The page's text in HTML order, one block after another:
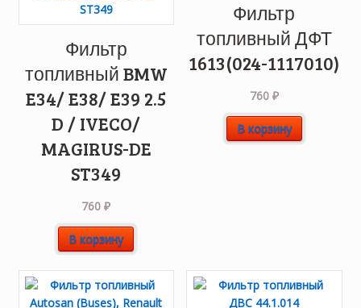
Фильтр
топливный BMW
E34/ E38/ E39 2.5
D / IVECO/
MAGIRUS-DE
ST349
760₽
В корзину
Фильтр
топливный ДФТ
1613(024-1117010)
760 ₽
В корзину